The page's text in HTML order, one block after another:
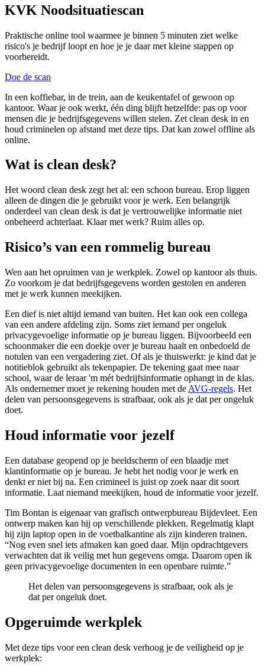
KVK Noodsituatiescan
Praktische online tool waarmee je binnen 5 minuten ziet welke
risico's je bedrijf loopt en hoe je je daar met kleine stappen op
voorbereidt.
Doe de scan
In een koffiebar, in de trein, aan de keukentafel of gewoon op
kantoor. Waar je ook werkt, één ding blijft hetzelfde: pas op voor
mensen die je bedrijfsgegevens willen stelen. Zet clean desk in en
houd criminelen op afstand met deze tips. Dat kan zowel offline als
online.
Wat is clean desk?
Het woord clean desk zegt het al: een schoon bureau. Erop liggen
alleen de dingen die je gebruikt voor je werk. Een belangrijk
onderdeel van clean desk is dat je vertrouwelijke informatie niet
onbeheerd achterlaat. Klaar met werk? Ruim alles op.
Risico’s van een rommelig bureau
Wen aan het opruimen van je werkplek. Zowel op kantoor als thuis.
Zo voorkom je dat bedrijfsgegevens worden gestolen en anderen
met je werk kunnen meekijken.
Een dief is niet altijd iemand van buiten. Het kan ook een collega
van een andere afdeling zijn. Soms ziet iemand per ongeluk
privacygevoelige informatie op je bureau liggen. Bijvoorbeeld een
schoonmaker die een doekje over je bureau haalt en onbedoeld de
notulen van een vergadering ziet. Of als je thuiswerkt: je kind dat je
notitieblok gebruikt als tekenpapier. De tekening gaat mee naar
school, waar de leraar 'm mét bedrijfsinformatie ophangt in de klas.
Als ondernemer moet je rekening houden met de AVG-regels. Het
delen van persoonsgegevens is strafbaar, ook als je dat per ongeluk
doet.
Houd informatie voor jezelf
Een database geopend op je beeldscherm of een blaadje met
klantinformatie op je bureau. Je hebt het nodig voor je werk en
denkt er niet bij na. Een crimineel is juist op zoek naar dit soort
informatie. Laat niemand meekijken, houd de informatie voor jezelf.
Tim Bontan is eigenaar van grafisch ontwerpbureau Bijdevleet. Een
ontwerp maken kan hij op verschillende plekken. Regelmatig klapt
hij zijn laptop open in de voetbalkantine als zijn kinderen trainen.
“Nog even snel iets afmaken kan goed daar. Mijn opdrachtgevers
verwachten dat ik veilig met hun gegevens omga. Daarom open ik
geen privacygevoelige documenten in een openbare ruimte.”
Het delen van persoonsgegevens is strafbaar, ook als je
dat per ongeluk doet.
Opgeruimde werkplek
Met deze tips voor een clean desk verhoog je de veiligheid op je
werkplek: